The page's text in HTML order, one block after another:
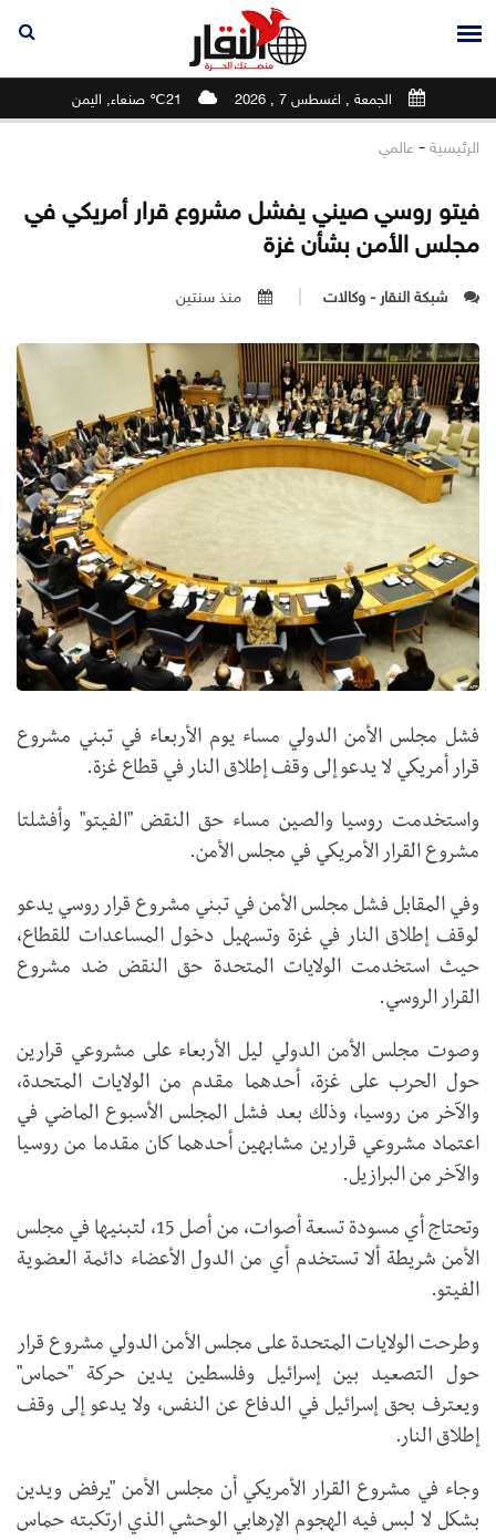
الجمعة , اغسطس 7 , 2026 21℃ صنعاء, اليمن
الرئيسية - عالمي
فيتو روسي صيني يفشل مشروع قرار أمريكي في
مجلس الأمن بشأن غزة
شبكة النقار - وكالات منذ سنتين
فشل مجلس الأمن الدولي مساء يوم الأربعاء في تبني مشروع
قرار أمريكي لا يدعو إلى وقف إطلاق النار في قطاع غزة.
واستخدمت روسيا والصين مساء حق النقض "الفيتو" وأفشلتا
مشروع القرار الأمريكي في مجلس الأمن.
وفي المقابل فشل مجلس الأمن في تبني مشروع قرار روسي يدعو
لوقف إطلاق النار في غزة وتسهيل دخول المساعدات للقطاع،
حيث استخدمت الولايات المتحدة حق النقض ضد مشروع
القرار الروسي.
وصوت مجلس الأمن الدولي ليل الأربعاء على مشروعي قرارين
حول الحرب على غزة، أحدهما مقدم من الولايات المتحدة،
والآخر من روسيا، وذلك بعد فشل المجلس الأسبوع الماضي في
اعتماد مشروعي قرارين مشابهين أحدهما كان مقدما من روسيا
والآخر من البرازيل.
وتحتاج أي مسودة تسعة أصوات، من أصل 15، لتبنيها في مجلس
الأمن شريطة ألا تستخدم أي من الدول الأعضاء دائمة العضوية
الفيتو.
وطرحت الولايات المتحدة على مجلس الأمن الدولي مشروع قرار
حول التصعيد بين إسرائيل وفلسطين يدين حركة "حماس"
ويعترف بحق إسرائيل في الدفاع عن النفس، ولا يدعو إلى وقف
إطلاق النار.
وجاء في مشروع القرار الأمريكي أن مجلس الأمن "يرفض ويدين
بشكل لا لبس فيه الهجوم الإرهابي الوحشي الذي ارتكبته حماس